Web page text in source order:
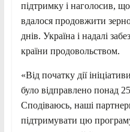
підтримку і наголосив,
вдалося продовжити
днів. Україна і надалі
країни продовольством.
«Від початку дії
було відправлено понад
Сподіваюсь, наші
підтримувати цю